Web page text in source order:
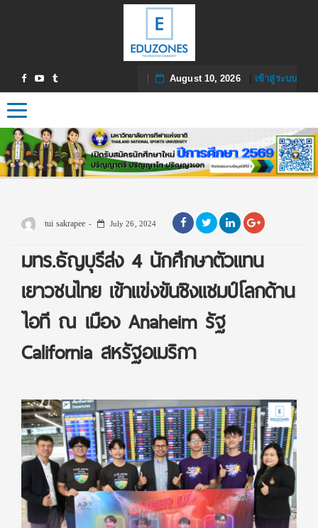
August 10, 2026| เข้าสู่ระบบ
Toggle navigation
tui sakrapee July 26, 2024
มทร.ธัญบุรีส่ง 4 นักศึกษาตัวแทน
เยาวชนไทย เข้าแข่งขันชิงแชมป์โลกด้าน
ไอที ณ เมือง Anaheim รัฐ
California สหรัฐอเมริกา